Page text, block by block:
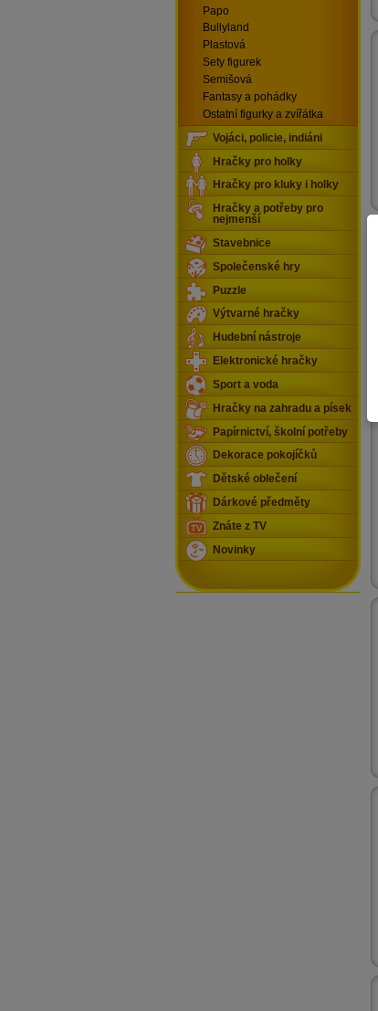
Papo
Bullyland
Plastová
Sety figurek
Semišová
Fantasy a pohádky
Ostatní figurky a zvířátka
Vojáci, policie, indiáni
Hračky pro holky
Hračky pro kluky i holky
Hračky a potřeby pro
nejmenší
Stavebnice
Společenské hry
Puzzle
Výtvarné hračky
Hudební nástroje
Elektronické hračky
Sport a voda
Hračky na zahradu a písek
Papírnictví, školní potřeby
Dekorace pokojíčků
Dětské oblečení
Dárkové předměty
Znáte z TV
Novinky